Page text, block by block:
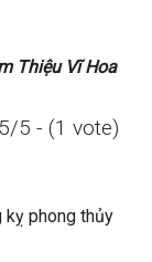
Thiệu Vĩ Hoa
5/5 - (1 vote)
kỵ phong thủy